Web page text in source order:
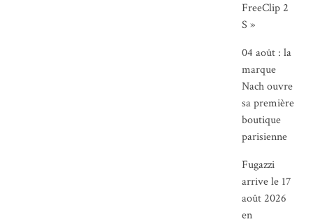
FreeClip 2
S »
04 août : la
marque
Nach ouvre
sa première
boutique
parisienne
Fugazzi
arrive le 17
août 2026
en